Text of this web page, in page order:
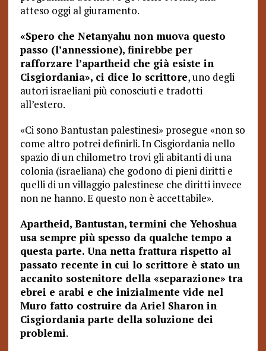
atteso oggi al giuramento.
«Spero che Netanyahu non muova questo
passo (l’annessione), finirebbe per
rafforzare l’apartheid che già esiste in
Cisgiordania», ci dice lo scrittore, uno degli
autori israeliani più conosciuti e tradotti
all’estero.
«Ci sono Bantustan palestinesi» prosegue «non so
come altro potrei definirli. In Cisgiordania nello
spazio di un chilometro trovi gli abitanti di una
colonia (israeliana) che godono di pieni diritti e
quelli di un villaggio palestinese che diritti invece
non ne hanno. E questo non è accettabile».
Apartheid, Bantustan, termini che Yehoshua
usa sempre più spesso da qualche tempo a
questa parte. Una netta frattura rispetto al
passato recente in cui lo scrittore è stato un
accanito sostenitore della «separazione» tra
ebrei e arabi e che inizialmente vide nel
Muro fatto costruire da Ariel Sharon in
Cisgiordania parte della soluzione dei
problemi.